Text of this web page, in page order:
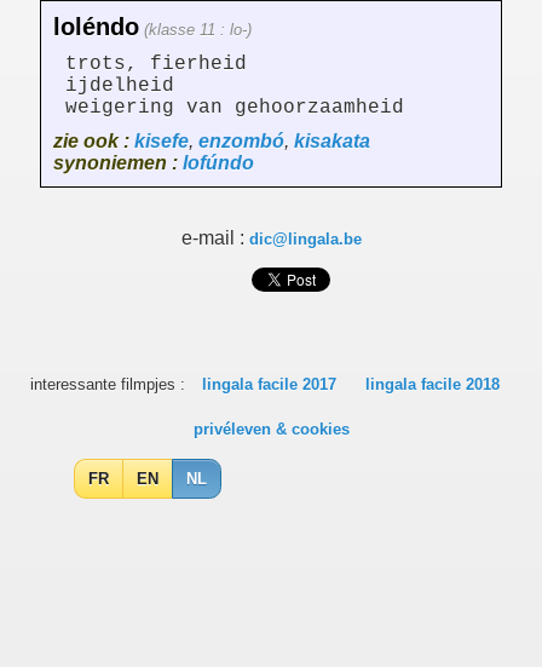
loléndo (klasse 11 : lo-)
trots, fierheid
ijdelheid
weigering van gehoorzaamheid
zie ook : kisefe, enzombó, kisakata
synoniemen : lofúndo
e-mail : dic@lingala.be
interessante filmpjes : lingala facile 2017 lingala facile 2018
privéleven & cookies
FR EN NL